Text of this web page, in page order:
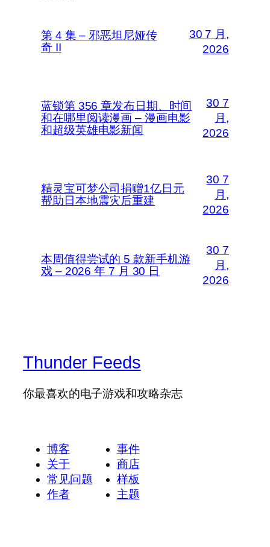
第 4 集 – 邪恶坦尼娅传
奇 II
30 7 月,
2026
蓝锁第 356 章发布日期、时间
和在哪里阅读漫画 – 漫画电影
和超级英雄电影新闻
30 7
月,
2026
精灵宝可梦公司捐赠1亿日元
帮助日本地震灾后重建
30 7
月,
2026
本周值得尝试的 5 款新手机游
戏 – 2026 年 7 月 30 日
30 7
月,
2026
Thunder Feeds
你最喜欢的电子游戏和攻略杂志
博客
关于
常见问题
作者
事件
商店
样板
主题